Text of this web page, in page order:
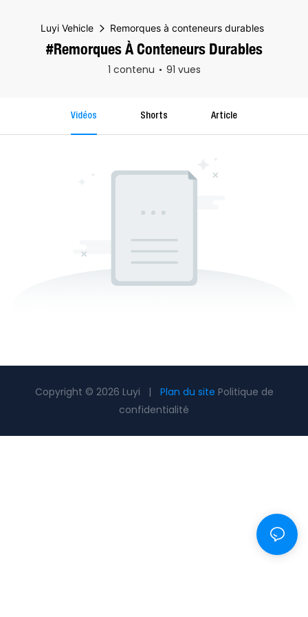
Luyi Vehicle Remorques à conteneurs durables
#Remorques À Conteneurs Durables
1 contenu 91 vues
Vidéos Shorts Article
Copyright © 2026 Luyi | Plan du site Politique de
confidentialité